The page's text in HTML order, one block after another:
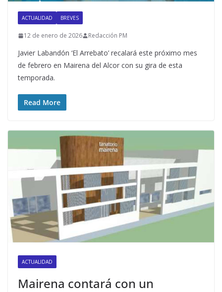
ACTUALIDAD BREVES
12 de enero de 2026 Redacción PM
Javier Labandón ‘El Arrebato’ recalará este próximo mes
de febrero en Mairena del Alcor con su gira de esta
temporada.
Read More
ACTUALIDAD
Mairena contará con un